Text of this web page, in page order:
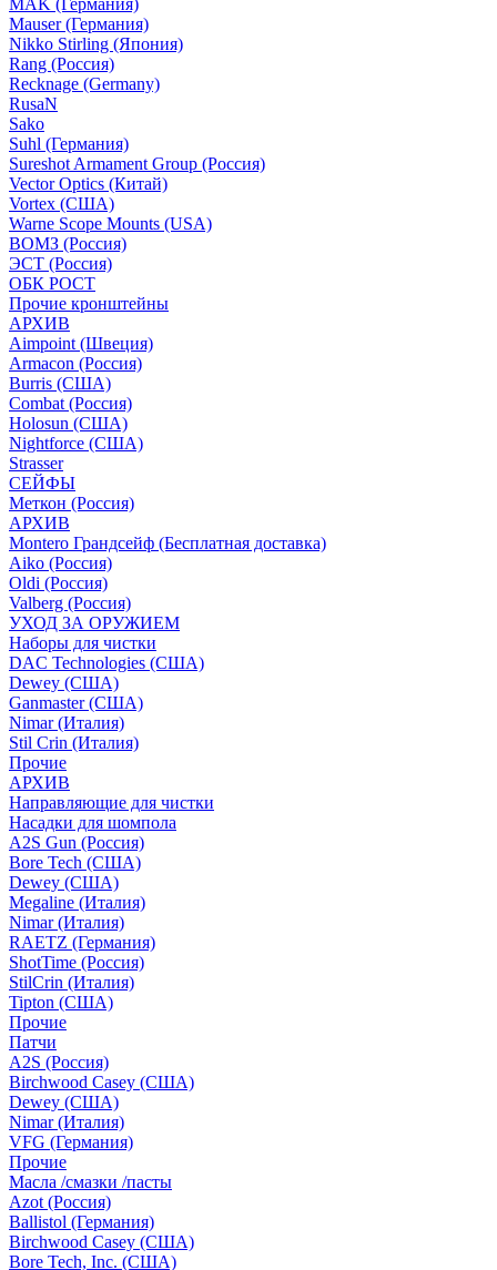
MAK (Германия)
Mauser (Германия)
Nikko Stirling (Япония)
Rang (Россия)
Recknage (Germany)
RusaN
Sako
Suhl (Германия)
Sureshot Armament Group (Россия)
Vector Optics (Китай)
Vortex (США)
Warne Scope Mounts (USA)
ВОМЗ (Россия)
ЭСТ (Россия)
ОБК РОСТ
Прочие кронштейны
АРХИВ
Aimpoint (Швеция)
Armacon (Россия)
Burris (США)
Combat (Россия)
Holosun (США)
Nightforce (США)
Strasser
СЕЙФЫ
Меткон (Россия)
АРХИВ
Montero Грандсейф (Бесплатная доставка)
Aiko (Россия)
Oldi (Россия)
Valberg (Россия)
УХОД ЗА ОРУЖИЕМ
Наборы для чистки
DAC Technologies (США)
Dewey (США)
Ganmaster (США)
Nimar (Италия)
Stil Crin (Италия)
Прочие
АРХИВ
Направляющие для чистки
Насадки для шомпола
A2S Gun (Россия)
Bore Tech (США)
Dewey (США)
Megaline (Италия)
Nimar (Италия)
RAETZ (Германия)
ShotTime (Россия)
StilCrin (Италия)
Tipton (США)
Прочие
Патчи
A2S (Россия)
Birchwood Casey (США)
Dewey (США)
Nimar (Италия)
VFG (Германия)
Прочие
Масла /смазки /пасты
Azot (Россия)
Ballistol (Германия)
Birchwood Casey (США)
Bore Tech, Inc. (США)